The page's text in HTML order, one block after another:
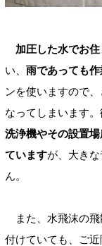
加圧した水でお
い、 雨であっても作
ンを使いますので
なってしまいます
洗浄機やその設置
ていますが、大き
ん。
また、水飛沫の飛
付けていても、ご